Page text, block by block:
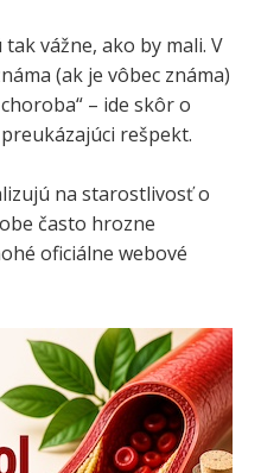
vážne, ako by mali. V
(ak je vôbec známa)
– ide skôr o
rešpekt.
na starostlivosť o
často hrozne
oficiálne webové